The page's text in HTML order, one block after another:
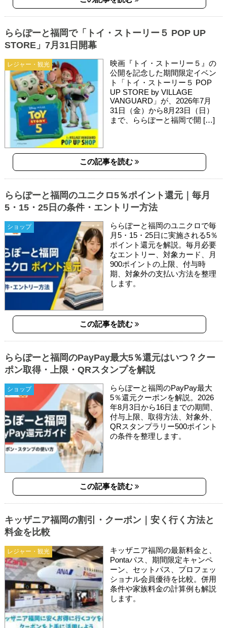
レジャー・観光
ららぽーと福岡で「トイ・ストーリー５ POP UP
STORE」7月31日開幕
映画『トイ・ストーリー５』の
公開を記念した期間限定イベン
ト「トイ・ストーリー５ POP
UP STORE by VILLAGE
VANGUARD」が、2026年7月
31日（金）から8月23日（日）
まで、ららぽーと福岡で開 […]
この記事を読む
ショップ
ららぽーと福岡のユニクロ5％ポイント還元｜毎月
5・15・25日の条件・エントリー方法
ららぽーと福岡のユニクロで毎
月5・15・25日に実施される5％
ポイント還元を解説。毎月必要
なエントリー、対象カード、月
900ポイントの上限、付与時
期、対象外の支払い方法を整理
します。
この記事を読む
ショップ
ららぽーと福岡のPayPay最大5％還元はいつ？クー
ポン取得・上限・QRスタンプを解説
ららぽーと福岡のPayPay最大
5％還元クーポンを解説。2026
年8月3日から16日までの期間、
付与上限、取得方法、対象外、
QRスタンプラリー500ポイント
の条件を整理します。
この記事を読む
レジャー・観光
キッザニア福岡の割引・クーポン｜安く行く方法と
料金を比較
キッザニア福岡の最新料金と、
Pontaパス、期間限定キャンペ
ーン、セットパス、プロフェッ
ショナル会員優待を比較。併用
条件や家族料金の計算例も解説
します。